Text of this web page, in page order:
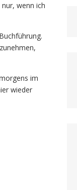
wenn ich
im
wieder